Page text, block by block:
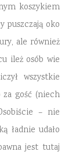
koszykiem
puszczają oko
ale również
ileż osób wie
wszystkie
gość (niech
– nie
ładnie udało
jest tutaj